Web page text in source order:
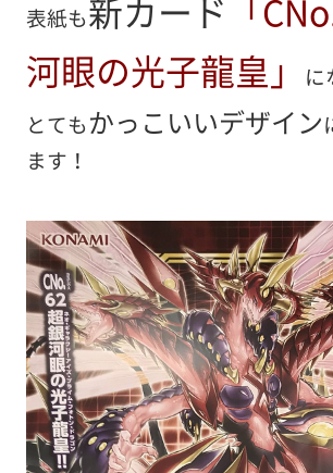
表紙も新カード 「
河眼の光子龍皇」
に
とてもかっこいいデザイン
ます！